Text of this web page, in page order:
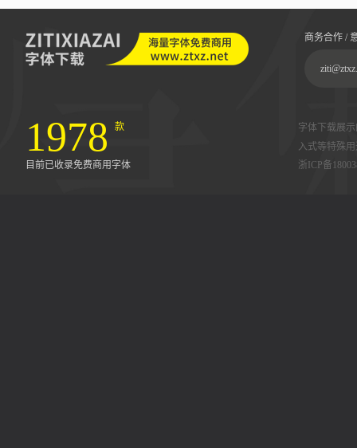
商务合作 /
1978 款
目前已收录免费商用字体
字体下载展
入式等特殊
浙ICP备